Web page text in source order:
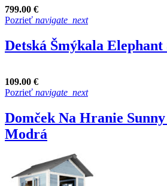
799.00 €
Pozrieť navigate_next
Detská Šmýkala Elephant
109.00 €
Pozrieť navigate_next
Domček Na Hranie
Modrá